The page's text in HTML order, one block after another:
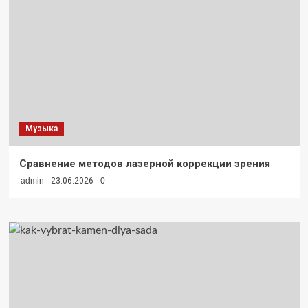
Музыка
Сравнение методов лазерной коррекции зрения
admin 23.06.2026 0